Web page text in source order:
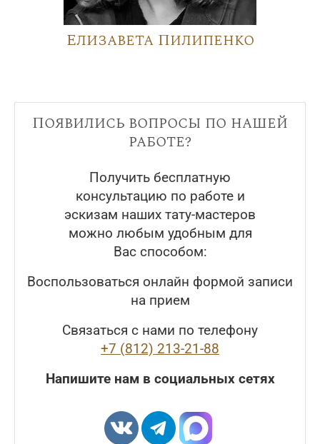
Елизавета Пилипенко
Появились вопросы по нашей
работе?
Получить бесплатную
консультацию по работе и
эскизам наших тату-мастеров
можно любым удобным для
Вас способом:
Воспользоваться онлайн формой записи
на прием
Связаться с нами по телефону
+7 (812) 213-21-88
Напишите нам в социальных сетях